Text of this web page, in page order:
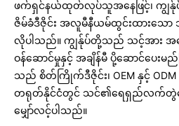
ဖက်ရှင်နယ်ထုတ်လုပ်သူအနေဖြင့်၊ ကျွ
ဇိမ်ခံဒီဇိုင်း အလူမီနီယမ်ထွင်းထားသော
လိုပါသည်။ ကျွန်ုပ်တို့သည် သင့်အား အကေ
ဝန်ဆောင်မှုနှင့် အချိန်မီ ပို့ဆောင်ပေး
သည် စိတ်ကြိုက်ဒီဇိုင်း၊ OEM နှင့်
တရုတ်နိုင်ငံတွင် သင်၏ရေရှည်လက်တွဲဖေ
မျှော်လင့်ပါသည်။